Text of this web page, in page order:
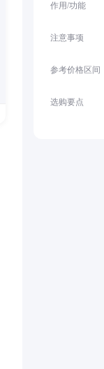
作用/功能
注意事项
参考价格区间
选购要点